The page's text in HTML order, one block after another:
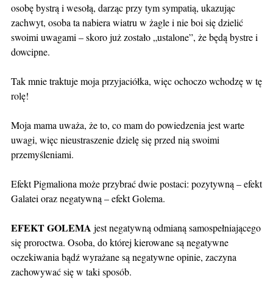
osobę bystrą i wesołą, darząc przy tym sympatią, ukazując
zachwyt, osoba ta nabiera wiatru w żagle i nie boi się dzielić
swoimi uwagami – skoro już zostało „ustalone”, że będą bystre i
dowcipne.
Tak mnie traktuje moja przyjaciółka, więc ochoczo wchodzę w tę
rolę!
Moja mama uważa, że to, co mam do powiedzenia jest warte
uwagi, więc nieustraszenie dzielę się przed nią swoimi
przemyśleniami.
Efekt Pigmaliona może przybrać dwie postaci: pozytywną – efekt
Galatei oraz negatywną – efekt Golema.
EFEKT GOLEMA jest negatywną odmianą samospełniającego
się proroctwa. Osoba, do której kierowane są negatywne
oczekiwania bądź wyrażane są negatywne opinie, zaczyna
zachowywać się w taki sposób.